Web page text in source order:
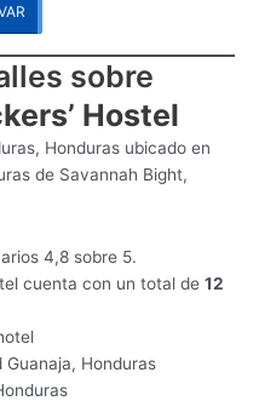
sobre
Hostel
Honduras ubicado en
de Savannah Bight,
4,8 sobre 5.
cuenta con un total de12
Guanaja, Honduras